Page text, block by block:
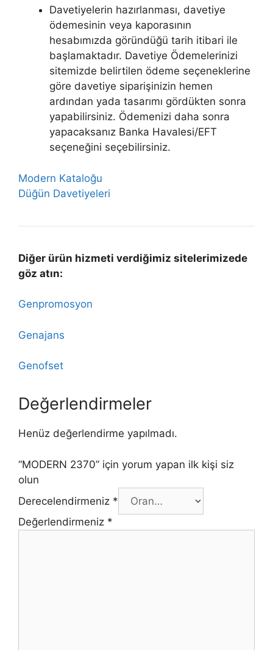
Davetiyelerin hazırlanması, davetiye
ödemesinin veya kaporasının
hesabımızda göründüğü tarih itibari ile
başlamaktadır. Davetiye Ödemelerinizi
sitemizde belirtilen ödeme seçeneklerine
göre davetiye siparişinizin hemen
ardından yada tasarımı gördükten sonra
yapabilirsiniz. Ödemenizi daha sonra
yapacaksanız Banka Havalesi/EFT
seçeneğini seçebilirsiniz.
Modern Kataloğu
Düğün Davetiyeleri
Diğer ürün hizmeti verdiğimiz sitelerimizede
göz atın:
Genpromosyon
Genajans
Genofset
Değerlendirmeler
Henüz değerlendirme yapılmadı.
“MODERN 2370” için yorum yapan ilk kişi siz
olun
Derecelendirmeniz *
Değerlendirmeniz *